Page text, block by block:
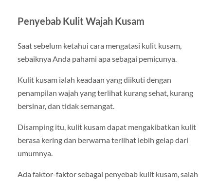
Penyebab Kulit Wajah Kusam
Saat sebelum ketahui cara mengatasi kulit kusam,
sebaiknya Anda pahami apa sebagai pemicunya.
Kulit kusam ialah keadaan yang diikuti dengan
penampilan wajah yang terlihat kurang sehat, kurang
bersinar, dan tidak semangat.
Disamping itu, kulit kusam dapat mengakibatkan kulit
berasa kering dan berwarna terlihat lebih gelap dari
umumnya.
Ada faktor-faktor sebagai penyebab kulit kusam, salah